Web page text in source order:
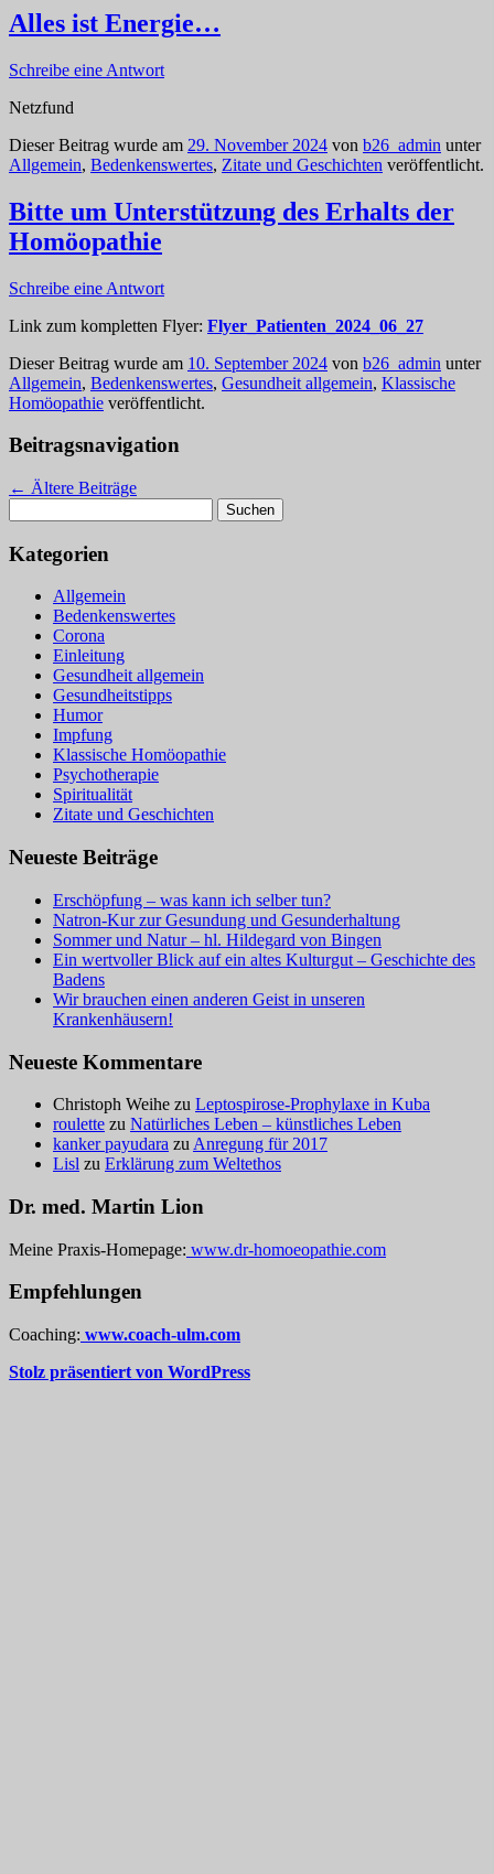
Alles ist Energie…
Schreibe eine Antwort
Netzfund
Dieser Beitrag wurde am 29. November 2024 von b26_admin unter
Allgemein, Bedenkenswertes, Zitate und Geschichten veröffentlicht.
Bitte um Unterstützung des Erhalts der
Homöopathie
Schreibe eine Antwort
Link zum kompletten Flyer: Flyer_Patienten_2024_06_27
Dieser Beitrag wurde am 10. September 2024 von b26_admin unter
Allgemein, Bedenkenswertes, Gesundheit allgemein, Klassische
Homöopathie veröffentlicht.
Beitragsnavigation
← Ältere Beiträge
nach:
Kategorien
Allgemein
Bedenkenswertes
Corona
Einleitung
Gesundheit allgemein
Gesundheitstipps
Humor
Impfung
Klassische Homöopathie
Psychotherapie
Spiritualität
Zitate und Geschichten
Neueste Beiträge
Erschöpfung – was kann ich selber tun?
Natron-Kur zur Gesundung und Gesunderhaltung
Sommer und Natur – hl. Hildegard von Bingen
Ein wertvoller Blick auf ein altes Kulturgut – Geschichte des
Badens
Wir brauchen einen anderen Geist in unseren
Krankenhäusern!
Neueste Kommentare
Christoph Weihe zu Leptospirose-Prophylaxe in Kuba
roulette zu Natürliches Leben – künstliches Leben
kanker payudara zu Anregung für 2017
Lisl zu Erklärung zum Weltethos
Dr. med. Martin Lion
Meine Praxis-Homepage: www.dr-homoeopathie.com
Empfehlungen
Coaching: www.coach-ulm.com
Stolz präsentiert von WordPress